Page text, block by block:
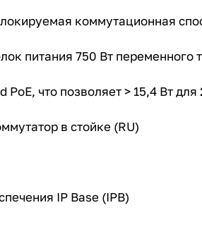
коммутационная
питания 750 Вт переменного
что позволяет > 15,4 Вт для
в стойке (RU)
IP Base (IPB)